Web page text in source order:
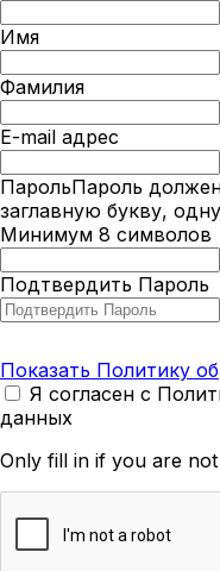
Имя
Фамилия
E-mail адрес
ПарольПароль
заглавную букву,
Минимум 8 символов
Подтвердить Пароль
Показать Политику
Я согласен с
данных
Only fill in if you are